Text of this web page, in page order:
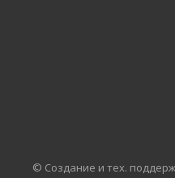
© Создание и тех.